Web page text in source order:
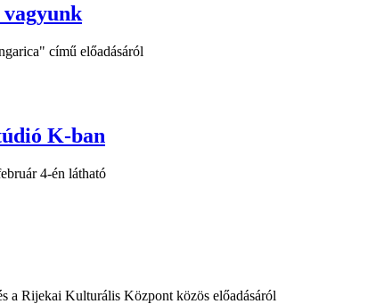
című előadásáról
K-ban
4-én látható
a Rijekai Kulturális Központ közös előadásáról